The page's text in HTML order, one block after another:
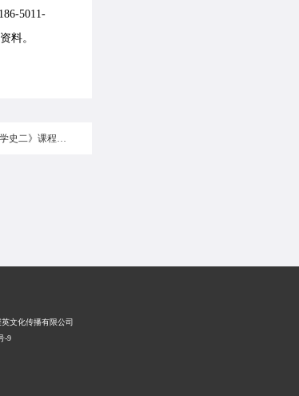
5011-
料。
下一篇：自考汉语言文学专业《中国古代文学史二》课程内容与考核要求第五编第六章
文化传播有限公司
-9